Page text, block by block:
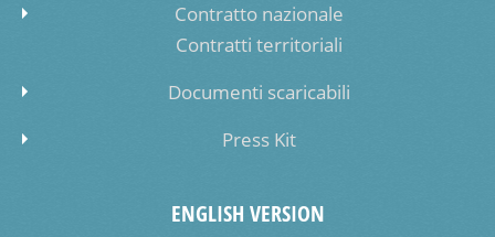
Contratto nazionale
Contratti territoriali
Documenti scaricabili
Press Kit
ENGLISH VERSION